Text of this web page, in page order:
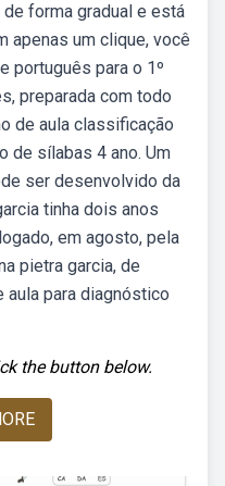
forma gradual e está
apenas um clique, você
português para o 1º
preparada com todo
de aula classificação
de sílabas 4 ano. Um
ser desenvolvido da
tinha dois anos
em agosto, pela
pietra garcia, de
aula para diagnóstico
the button below.